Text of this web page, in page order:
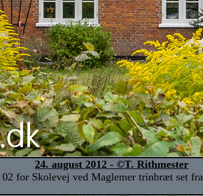
24. august 2012 - ©T. Rithmester
for Skolevej ved Maglemer trinbræt set